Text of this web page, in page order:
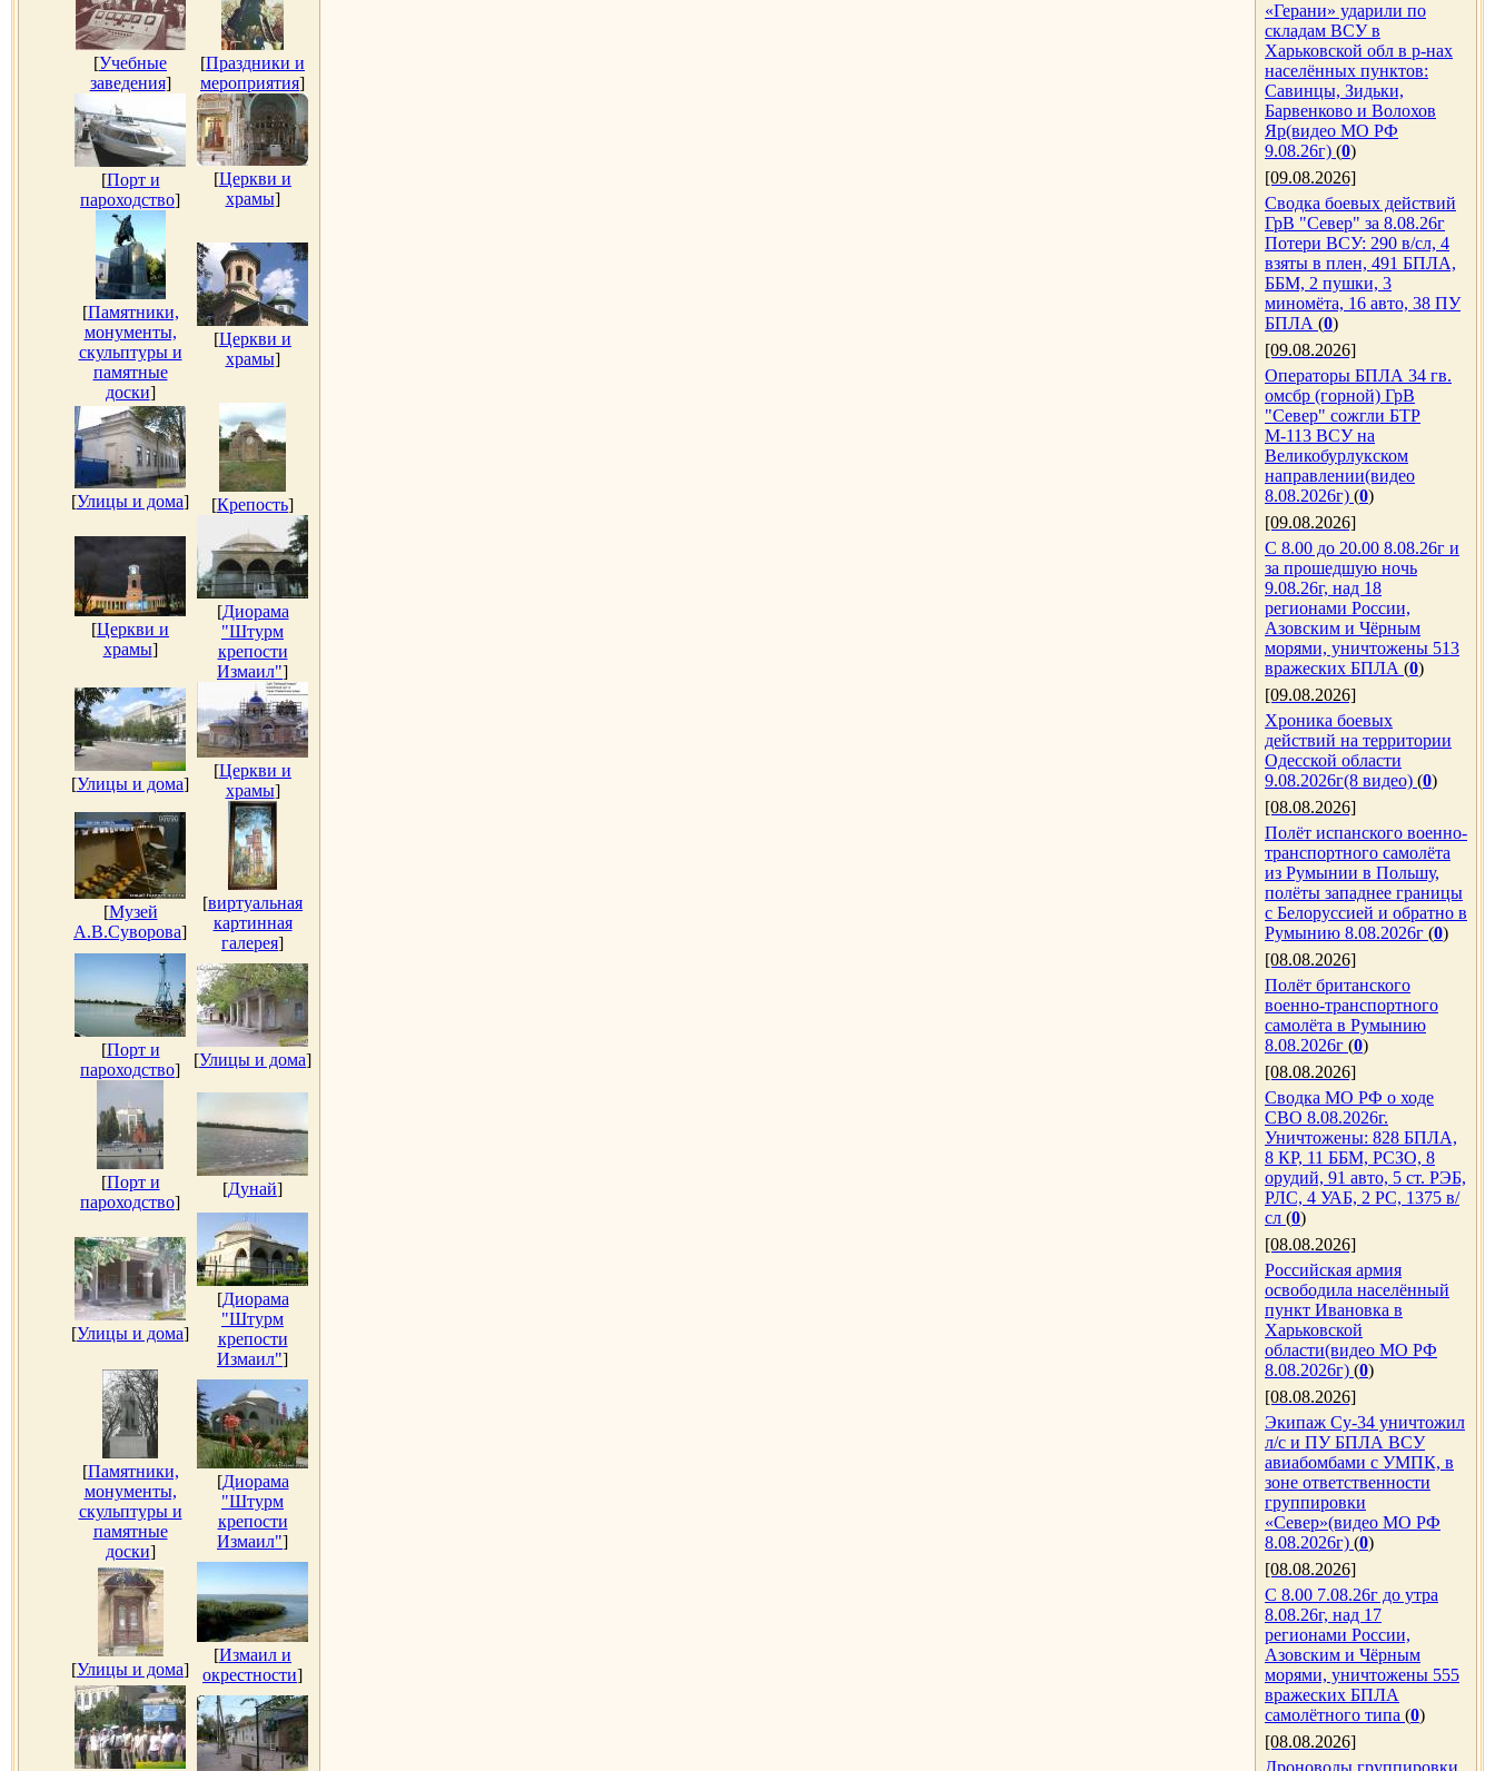
[Учебные
заведения]
[Праздники и
мероприятия]
[Порт и
пароходство]
[Церкви и
храмы]
[Памятники,
монументы,
скульптуры и
памятные
доски]
[Церкви и
храмы]
[Улицы и дома] [Крепость]
[Церкви и
храмы]
[Диорама
"Штурм
крепости
Измаил"]
[Улицы и дома]
[Церкви и
храмы]
[Музей
А.В.Суворова]
[виртуальная
картинная
галерея]
[Порт и
пароходство]
[Улицы и дома]
[Порт и
пароходство]
[Дунай]
[Улицы и дома]
[Диорама
"Штурм
крепости
Измаил"]
[Памятники,
монументы,
скульптуры и
памятные
доски]
[Диорама
"Штурм
крепости
Измаил"]
[Улицы и дома]
[Измаил и
окрестности]
«Герани» ударили по
складам ВСУ в
Харьковской обл в р-нах
населённых пунктов:
Савинцы, Зидьки,
Барвенково и Волохов
Яр(видео МО РФ
9.08.26г) (0)
[09.08.2026]
Сводка боевых действий
ГрВ "Север" за 8.08.26г
Потери ВСУ: 290 в/сл, 4
взяты в плен, 491 БПЛА,
ББМ, 2 пушки, 3
миномёта, 16 авто, 38 ПУ
БПЛА (0)
[09.08.2026]
Операторы БПЛА 34 гв.
омсбр (горной) ГрВ
"Север" сожгли БТР
М-113 ВСУ на
Великобурлукском
направлении(видео
8.08.2026г) (0)
[09.08.2026]
С 8.00 до 20.00 8.08.26г и
за прошедшую ночь
9.08.26г, над 18
регионами России,
Азовским и Чёрным
морями, уничтожены 513
вражеских БПЛА (0)
[09.08.2026]
Хроника боевых
действий на территории
Одесской области
9.08.2026г(8 видео) (0)
[08.08.2026]
Полёт испанского военно-
транспортного самолёта
из Румынии в Польшу,
полёты западнее границы
с Белоруссией и обратно в
Румынию 8.08.2026г (0)
[08.08.2026]
Полёт британского
военно-транспортного
самолёта в Румынию
8.08.2026г (0)
[08.08.2026]
Сводка МО РФ о ходе
СВО 8.08.2026г.
Уничтожены: 828 БПЛА,
8 КР, 11 ББМ, РСЗО, 8
орудий, 91 авто, 5 ст. РЭБ,
РЛС, 4 УАБ, 2 РС, 1375 в/
сл (0)
[08.08.2026]
Российская армия
освободила населённый
пункт Ивановка в
Харьковской
области(видео МО РФ
8.08.2026г) (0)
[08.08.2026]
Экипаж Су-34 уничтожил
л/с и ПУ БПЛА ВСУ
авиабомбами с УМПК, в
зоне ответственности
группировки
«Север»(видео МО РФ
8.08.2026г) (0)
[08.08.2026]
С 8.00 7.08.26г до утра
8.08.26г, над 17
регионами России,
Азовским и Чёрным
морями, уничтожены 555
вражеских БПЛА
самолётного типа (0)
[08.08.2026]
Дроноводы группировки